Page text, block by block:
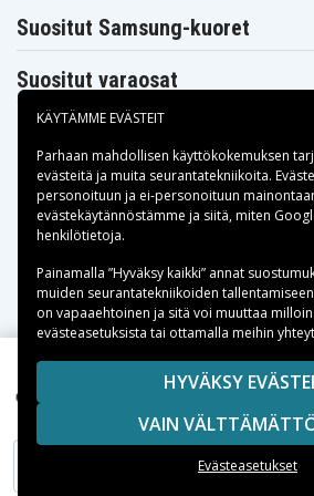
CCDFX370E, CCDFX400, CCD-
CCDFX411, CCD-FX411,
CCD-FX425, CCDFX430, CCD-
CCDFX510, CCD-FX510,
CCDFX511, CCD-FX511,
CCD-FX525, CCDFX530, CCD-
CCD-FX600, CCDFX620, CCD-
CCD-FX630, CCDFX640, CCD-
CCD-FX700, CCDFX700E,
CCD-FX720, CCDFX730,
FX830VE, CCDG100ST, CCD-
CCDGV9, CCDGV9E, CCDM10,
CCD-M77, CCDM7U, CCD-
LISÄÄ
Suositut Samsung-kuoret
Suositut varaosat
Maksuvaihtoehdot
Toimitusvaihtoehdot
Copyright © 2026, Spares
SIVULLA MAINITUT TAVARAMERKIT
OMAISUUTTA.
KÄYTÄMME EVÄSTEIT
Parhaan mahdollisen käyttökokemuksen
evästeitä ja muita seurantatekniikoita.
personoituun ja ei-personoituun
evästekäytännöstämme ja siitä, miten
henkilötietoja.
Painamalla ”Hyväksy kaikki” annat
muiden seurantatekniikoiden
on vapaaehtoinen ja sitä voi muuttaa
evästeasetuksista tai ottamalla meihin
HYVÄKSY
VAIN
Evästeasetukset